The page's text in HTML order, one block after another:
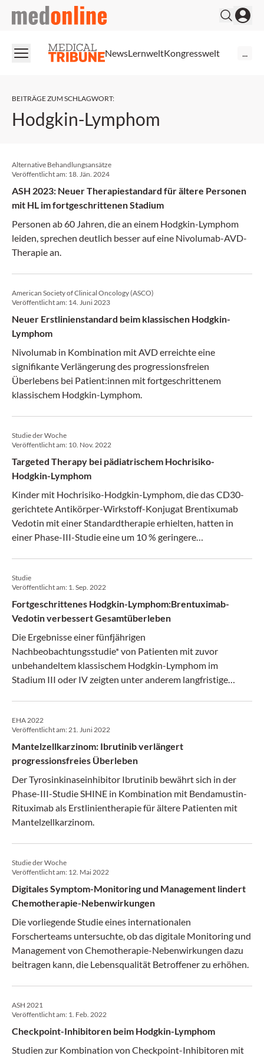
medonline
NewsLernweltKongresswelt
BEITRÄGE ZUM SCHLAGWORT:
Hodgkin-Lymphom
Alternative Behandlungsansätze
Veröffentlicht am: 18. Jän. 2024
ASH 2023: Neuer Therapiestandard für ältere Personen
mit HL im fortgeschrittenen Stadium
Personen ab 60 Jahren, die an einem Hodgkin-Lymphom
leiden, sprechen deutlich besser auf eine Nivolumab-AVD-
Therapie an.
American Society of Clinical Oncology (ASCO)
Veröffentlicht am: 14. Juni 2023
Neuer Erstlinienstandard beim klassischen Hodgkin-
Lymphom
Nivolumab in Kombination mit AVD erreichte eine
signifikante Verlängerung des progressionsfreien
Überlebens bei Patient:innen mit fortgeschrittenem
klassischem Hodgkin-Lymphom.
Studie der Woche
Veröffentlicht am: 10. Nov. 2022
Targeted Therapy bei pädiatrischem Hochrisiko-
Hodgkin-Lymphom
Kinder mit Hochrisiko-Hodgkin-Lymphom, die das CD30-
gerichtete Antikörper-Wirkstoff-Konjugat Brentixumab
Vedotin mit einer Standardtherapie erhielten, hatten in
einer Phase-III-Studie eine um 10 % geringere
Studie
Veröffentlicht am: 1. Sep. 2022
Fortgeschrittenes Hodgkin-Lymphom:Brentuximab-
Vedotin verbessert Gesamtüberleben
Die Ergebnisse einer fünfjährigen
Nachbeobachtungsstudie* von Patienten mit zuvor
unbehandeltem klassischem Hodgkin-Lymphom im
Stadium III oder IV zeigten unter anderem langfristige
Chemotherapie.
EHA 2022
Veröffentlicht am:21. Juni 2022
Mantelzellkarzinom: Ibrutinib verlängert
progressionsfreies Überleben
Der Tyrosinkinaseinhibitor Ibrutinib bewährt sich in der
Phase-III-Studie SHINE in Kombination mit Bendamustin-
Rituximab als Erstlinientherapie für ältere Patienten mit
Mantelzellkarzinom.
Studie der Woche
Veröffentlicht am: 12. Mai 2022
Digitales Symptom-Monitoring und Management lindert
Chemotherapie-Nebenwirkungen
Die vorliegende Studie eines internationalen
Forscherteams untersuchte, ob das digitale Monitoring und
Management von Chemotherapie-Nebenwirkungen dazu
beitragen kann, die Lebensqualität Betroffener zu erhöhen.
ASH 2021
Veröffentlicht am: 1. Feb. 2022
Checkpoint-Inhibitoren beim Hodgkin-Lymphom
Studien zur Kombination von Checkpoint-Inhibitoren mit